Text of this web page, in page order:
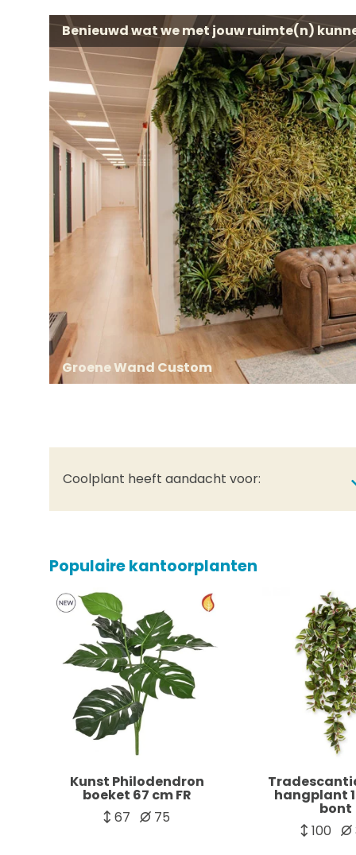
Benieuwd wat we met jouw ruimte(n)
Groene Wand Custom
Coolplant heeft aandacht voor:
Populaire kantoorplanten
Kunst Philodendron
boeket 67 cm FR
67
75
hangplant
bont
100